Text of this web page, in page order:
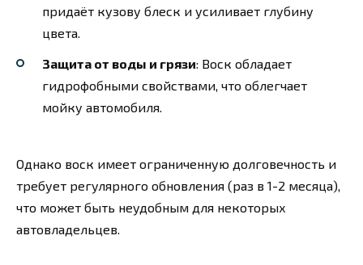
придаёт кузову блеск и усиливает глубину
цвета.
Защита от воды и грязи: Воск обладает
гидрофобными свойствами, что облегчает
мойку автомобиля.
Однако воск имеет ограниченную долговечность и
требует регулярного обновления (раз в 1-2 месяца),
что может быть неудобным для некоторых
автовладельцев.